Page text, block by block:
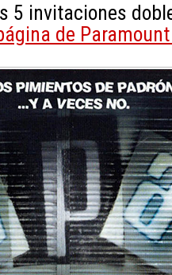
5 invitaciones
de